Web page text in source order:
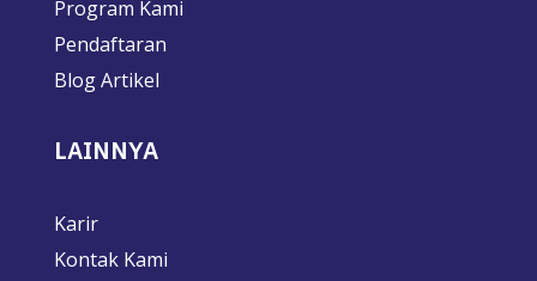
Program Kami
Pendaftaran
Blog Artikel
LAINNYA
Karir
Kontak Kami